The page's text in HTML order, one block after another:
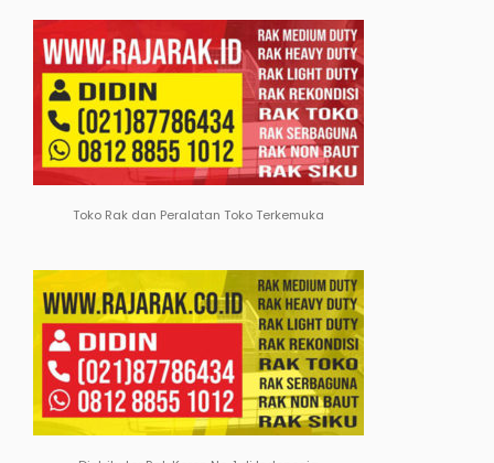
Toko Rak dan Peralatan Toko Terkemuka